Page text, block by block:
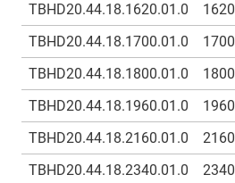
TBHD20.44.18.1620.01.0 1620
TBHD20.44.18.1700.01.0
1700
TBHD20.44.18.1800.01.0
1800
TBHD20.44.18.1960.01.0
1960
TBHD20.44.18.2160.01.0
2160
TBHD20.44.18.2340.01.0
2340